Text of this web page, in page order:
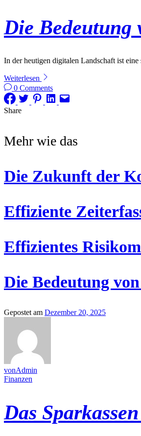
Die Bedeutung
In der heutigen digitalen Landschaft ist
Weiterlesen
0 Comments
Share
Mehr wie das
Die Zukunft der
Effiziente
Effizientes
Die Bedeutung
Gepostet am Dezember 20, 2025
vonAdmin
Finanzen
Das